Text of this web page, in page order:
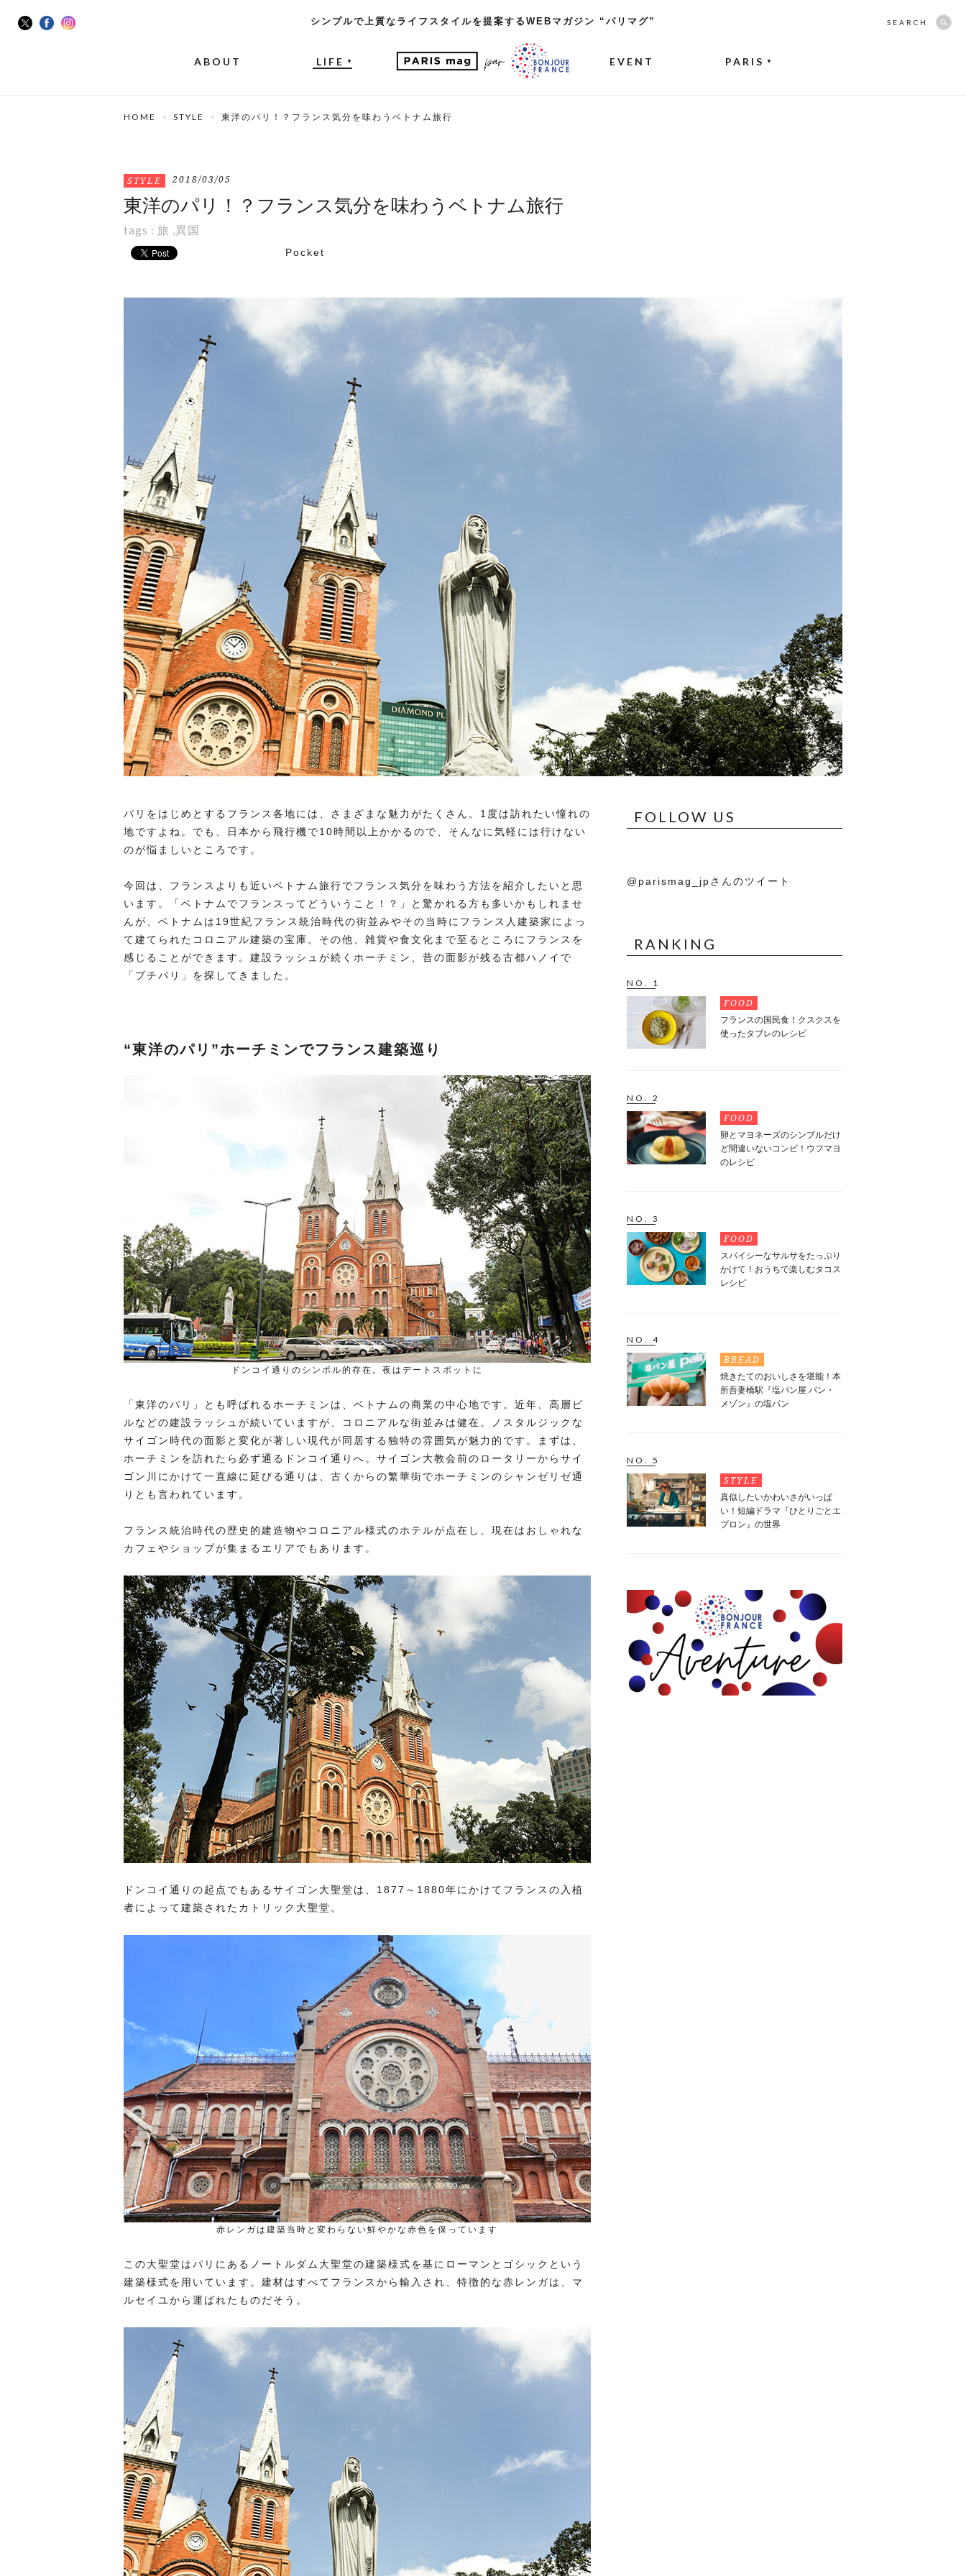
シンプルで上質なライフスタイルを提案するWEBマガジン “パリマグ”
ABOUT LIFE ▼ EVENT PARIS ▼
SEARCH
HOME STYLE 東洋のパリ！？フランス気分を味わうベトナム旅行
STYLE 2018/03/05
東洋のパリ！？フランス気分を味わうベトナム旅行
tags : 旅 ,異国
Pocket
パリをはじめとするフランス各地には、さまざまな魅力がたくさん。1度は訪れたい憧れの
地ですよね。でも、日本から飛行機で10時間以上かかるので、そんなに気軽には行けない
のが悩ましいところです。
今回は、フランスよりも近いベトナム旅行でフランス気分を味わう方法を紹介したいと思
います。「ベトナムでフランスってどういうこと！？」と驚かれる方も多いかもしれませ
んが、ベトナムは19世紀フランス統治時代の街並みやその当時にフランス人建築家によっ
て建てられたコロニアル建築の宝庫。その他、雑貨や食文化まで至るところにフランスを
感じることができます。建設ラッシュが続くホーチミン、昔の面影が残る古都ハノイで
「プチパリ」を探してきました。
“東洋のパリ”ホーチミンでフランス建築巡り
ドンコイ通りのシンボル的存在。夜はデートスポットに
「東洋のパリ」とも呼ばれるホーチミンは、ベトナムの商業の中心地です。近年、高層ビ
ルなどの建設ラッシュが続いていますが、コロニアルな街並みは健在。ノスタルジックな
サイゴン時代の面影と変化が著しい現代が同居する独特の雰囲気が魅力的です。まずは、
ホーチミンを訪れたら必ず通るドンコイ通りへ。サイゴン大教会前のロータリーからサイ
ゴン川にかけて一直線に延びる通りは、古くからの繁華街でホーチミンのシャンゼリゼ通
りとも言われています。
フランス統治時代の歴史的建造物やコロニアル様式のホテルが点在し、現在はおしゃれな
カフェやショップが集まるエリアでもあります。
ドンコイ通りの起点でもあるサイゴン大聖堂は、1877～1880年にかけてフランスの入植
者によって建築されたカトリック大聖堂。
赤レンガは建築当時と変わらない鮮やかな赤色を保っています
この大聖堂はパリにあるノートルダム大聖堂の建築様式を基にローマンとゴシックという
建築様式を用いています。建材はすべてフランスから輸入され、特徴的な赤レンガは、マ
ルセイユから運ばれたものだそう。
FOLLOW US
@parismag_jpさんのツイート
RANKING
NO. 1
FOOD
フランスの国民食！クスクスを
使ったタブレのレシピ
NO. 2
FOOD
卵とマヨネーズのシンプルだけ
ど間違いないコンビ！ウフマヨ
のレシピ
NO. 3
FOOD
スパイシーなサルサをたっぷり
かけて！おうちで楽しむタコス
レシピ
NO. 4
BREAD
焼きたてのおいしさを堪能！本
所吾妻橋駅『塩パン屋 パン・
メゾン』の塩パン
NO. 5
STYLE
真似したいかわいさがいっぱ
い！短編ドラマ『ひとりごとエ
プロン』の世界